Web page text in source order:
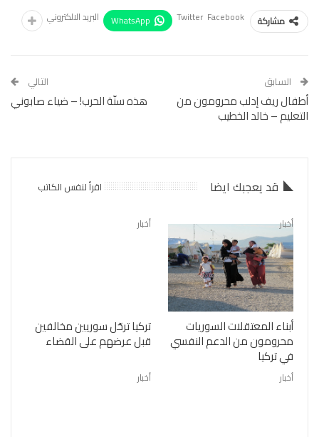
مشاركة Facebook
Twitter
WhatsApp البريد الالكتروني
السابق
أطفال ريف إدلب محرومون من
التعليم – خالد الخطيب
التالي
هذه سنّة الحرب! – ضياء صابوني
قد يعجبك ايضا اقرأ لنفس الكاتب
أخبار
أبناء المعتقلات السوريات
محرومون من الدعم النفسي
في تركيا
أخبار
تركيا ترحّل سوريين مخالفين
قبل عرضهم على القضاء
أخبار أخبار